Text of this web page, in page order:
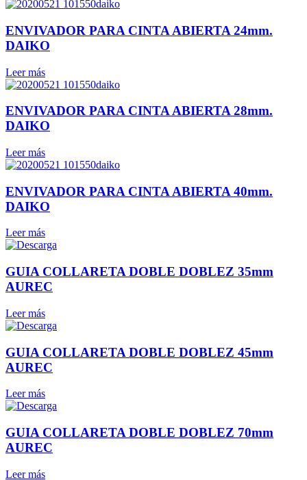
ENVIVADOR PARA CINTA ABIERTA 24mm.
DAIKO
Leer más
ENVIVADOR PARA CINTA ABIERTA 28mm.
DAIKO
Leer más
ENVIVADOR PARA CINTA ABIERTA 40mm.
DAIKO
Leer más
GUIA COLLARETA DOBLE DOBLEZ 35mm
AUREC
Leer más
GUIA COLLARETA DOBLE DOBLEZ 45mm
AUREC
Leer más
GUIA COLLARETA DOBLE DOBLEZ 70mm
AUREC
Leer más